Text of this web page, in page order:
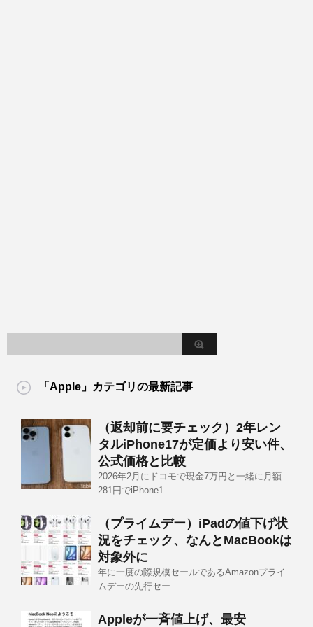
「Apple」カテゴリの最新記事
（返却前に要チェック）2年レン
タルiPhone17が定価より安い件、
公式価格と比較
2026年2月にドコモで現金7万円と一緒に月額
281円でiPhone1
（プライムデー）iPadの値下げ状
況をチェック、なんとMacBookは
対象外に
年に一度の際規模セールであるAmazonプライ
ムデーの先行セー
Appleが一斉値上げ、最安